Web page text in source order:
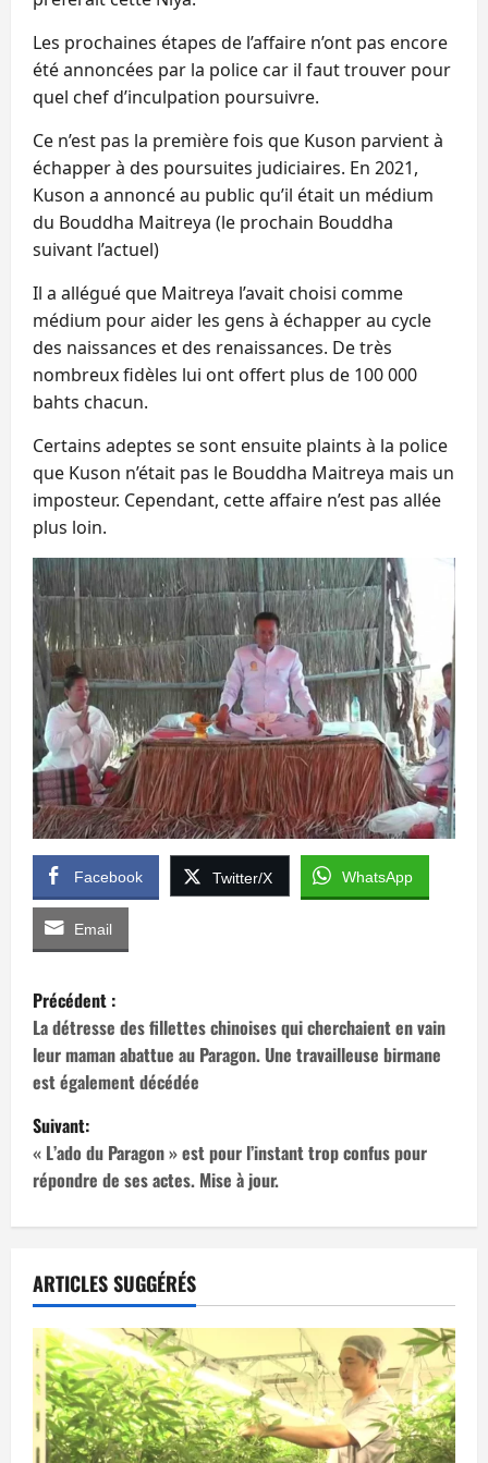
Les prochaines étapes de l’affaire n’ont pas encore
été annoncées par la police car il faut trouver pour
quel chef d’inculpation poursuivre.
Ce n’est pas la première fois que Kuson parvient à
échapper à des poursuites judiciaires. En 2021,
Kuson a annoncé au public qu’il était un médium
du Bouddha Maitreya (le prochain Bouddha
suivant l’actuel)
Il a allégué que Maitreya l’avait choisi comme
médium pour aider les gens à échapper au cycle
des naissances et des renaissances. De très
nombreux fidèles lui ont offert plus de 100 000
bahts chacun.
Certains adeptes se sont ensuite plaints à la police
que Kuson n’était pas le Bouddha Maitreya mais un
imposteur. Cependant, cette affaire n’est pas allée
plus loin.
Facebook Twitter/X WhatsApp
Email
N
a
v
i
g
a
t
i
o
n
d
Précédent :
La détresse des fillettes chinoises qui cherchaient en vain
leur maman abattue au Paragon. Une travailleuse birmane
est également décédée
Suivant:
« L’ado du Paragon » est pour l’instant trop confus pour
répondre de ses actes. Mise à jour.
ARTICLES SUGGÉRÉS